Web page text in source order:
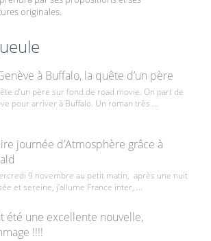
originales.
à Buffalo, la quête d’un père
d’un père sur fond de road movie. On part de
pour arriver à Buffalo. Un roman très ...
journée d’Atmosphère grâce à
9 novembre au petit matin, après une nuit
et sereine, j’allume France inter, ...
été une excellente nouvelle,
!!!!